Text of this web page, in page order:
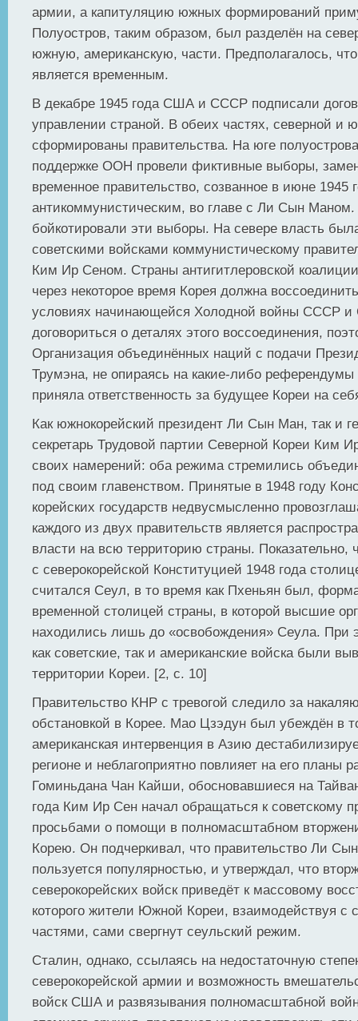
армии, а капитуляцию южных формирований
Полуостров, таким образом, был разделён на
южную, американскую, части. Предполагалось, что
является временным.
В декабре 1945 года США и СССР подписали
управлении страной. В обеих частях, северной и
сформированы правительства. На юге
поддержке ООН провели фиктивные выборы,
временное правительство, созванное в июне 1945
антикоммунистическим, во главе с Ли Сын
бойкотировали эти выборы. На севере власть
советскими войсками коммунистическому
Ким Ир Сеном. Страны антигитлеровской
через некоторое время Корея должна
условиях начинающейся Холодной войны СССР
договориться о деталях этого воссоединения,
Организация объединённых наций с подачи
Трумэна, не опираясь на какие-либо
приняла ответственность за будущее Кореи на
Как южнокорейский президент Ли Сын Ман, так и
секретарь Трудовой партии Северной Кореи Ким
своих намерений: оба режима стремились
под своим главенством. Принятые в 1948 году
корейских государств недвусмысленно
каждого из двух правительств является
власти на всю территорию страны. Показательно,
с северокорейской Конституцией 1948 года
считался Сеул, в то время как Пхеньян был,
временной столицей страны, в которой высшие
находились лишь до «освобождения» Сеула. При
как советские, так и американские войска были
территории Кореи. [2, с. 10]
Правительство КНР с тревогой следило за
обстановкой в Корее. Мао Цзэдун был убеждён в
американская интервенция в Азию
регионе и неблагоприятно повлияет на его планы
Гоминьдана Чан Кайши, обосновавшиеся на
года Ким Ир Сен начал обращаться к советскому
просьбами о помощи в полномасштабном
Корею. Он подчеркивал, что правительство Ли
пользуется популярностью, и утверждал, что
северокорейских войск приведёт к массовому
которого жители Южной Кореи, взаимодействуя с
частями, сами свергнут сеульский режим.
Сталин, однако, ссылаясь на недостаточную
северокорейской армии и возможность
войск США и развязывания полномасштабной